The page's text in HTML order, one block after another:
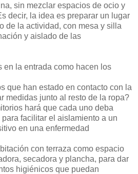
sin mezclar espacios de ocio y
decir, la idea es preparar un lugar
de la actividad, con mesa y silla
y aislado de las
en la entrada como hacen los
que han estado en contacto con la
medidas junto al resto de la ropa?
hará que cada uno deba
para facilitar el aislamiento a un
en una enfermedad
con terraza como espacio
secadora y plancha, para dar
higiénicos que puedan